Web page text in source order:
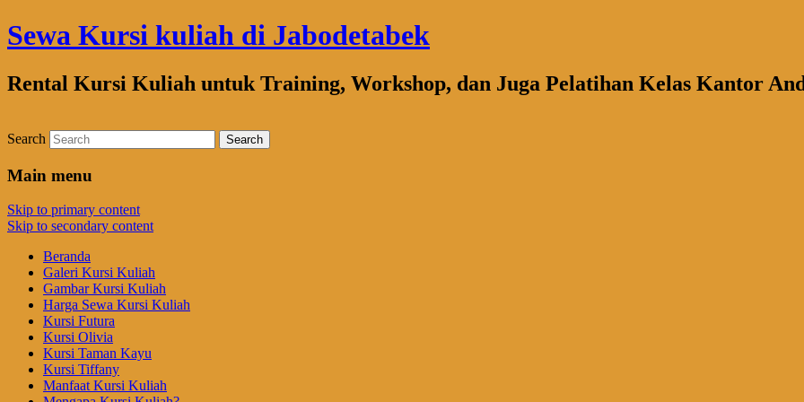
Sewa Kursi kuliah di Jabodetabek
Rental Kursi Kuliah untuk Training, Workshop, dan Juga Pelatihan Kelas Kantor
Search
Main menu
Skip to primary content
Skip to secondary content
Beranda
Galeri Kursi Kuliah
Gambar Kursi Kuliah
Harga Sewa Kursi Kuliah
Kursi Futura
Kursi Olivia
Kursi Taman Kayu
Kursi Tiffany
Manfaat Kursi Kuliah